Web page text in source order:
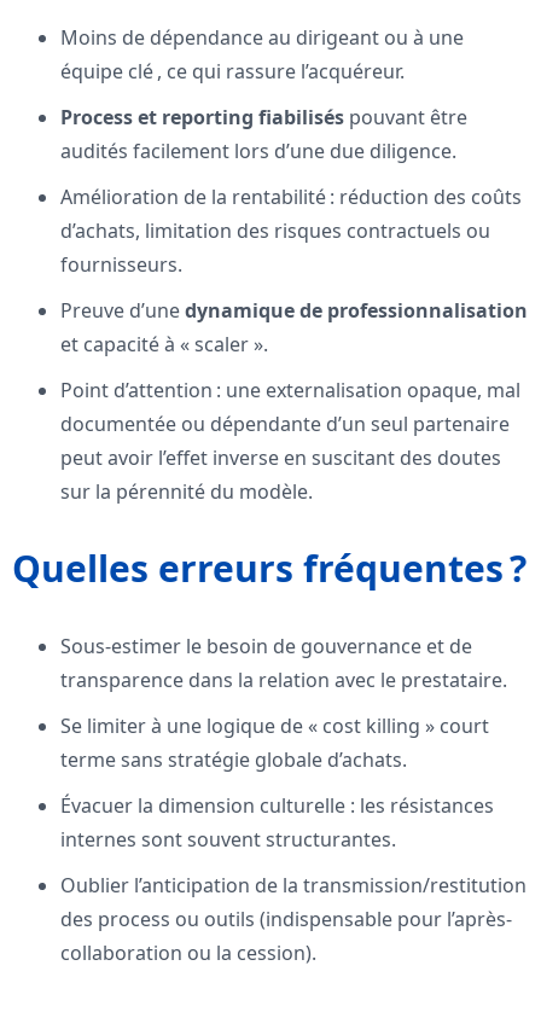
Moins de dépendance au dirigeant ou à une
équipe clé , ce qui rassure l’acquéreur.
Process et reporting fiabilisés pouvant être
audités facilement lors d’une due diligence.
Amélioration de la rentabilité : réduction des coûts
d’achats, limitation des risques contractuels ou
fournisseurs.
Preuve d’unedynamique de professionnalisation
et capacité à « scaler ».
Point d’attention : une externalisation opaque, mal
documentée ou dépendante d’un seul partenaire
peut avoir l’effet inverse en suscitant des doutes
sur la pérennité du modèle.
Quelles erreurs fréquentes ?
Sous-estimer le besoin de gouvernance et de
transparence dans la relation avec le prestataire.
Se limiter à une logique de « cost killing » court
terme sans stratégie globale d’achats.
Évacuer la dimension culturelle : les résistances
internes sont souvent structurantes.
Oublier l’anticipation de la transmission/restitution
des process ou outils (indispensable pour l’après-
collaboration ou la cession).